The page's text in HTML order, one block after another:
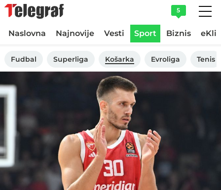
5
Naslovna Najnovije Vesti Sport Biznis
Fudbal Superliga Košarka Evroliga Tenis